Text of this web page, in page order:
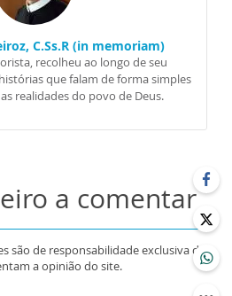
C.Ss.R (in memoriam)
recolheu ao longo de seu
que falam de forma simples
realidades do povo de Deus.
a comentar
são de responsabilidade exclusiva de
a opinião do site.